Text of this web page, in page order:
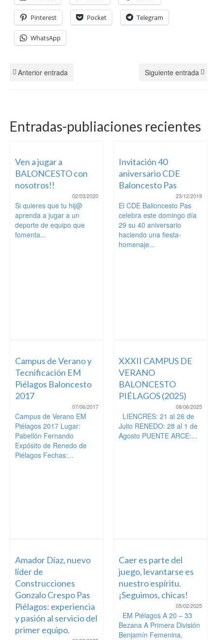
Pinterest Pocket Telegram
WhatsApp
Anterior entrada Siguiente entrada
Entradas-publiaciones recientes
Ven a jugar a
BALONCESTO con
nosotros!!
02/03/2020
Si quieres que tu hij@
aprenda a jugar a un
deporte de equipo que
fomenta...
Invitación 40
aniversario CDE
Baloncesto Pas
23/12/2019
El CDE Balioncesto Pas
celebra este domingo día
29 su 40 aniversario
haciendo una fiesta-
homenaje...
Campus de Verano y
Tecnificación EM
Piélagos Baloncesto
2017
07/06/2017
Campus de Verano EM
Piélagos 2017 Lugar:
Pabellón Fernando
Expósito de Renedo de
Piélagos Fechas:...
XXXII CAMPUS DE
VERANO
BALONCESTO
PIÉLAGOS (2025)
08/06/2025
LIENCRES: 21 al 26 de
Julio RENEDO: 28 al 1 de
Agosto PUENTE ARCE:...
Amador Díaz, nuevo
líder de
Construcciones
Gonzalo Crespo Pas
Piélagos: experiencia
y pasión al servicio del
primer equipo.
Caer es parte del
juego, levantarse es
nuestro espíritu.
¡Seguimos, chicas!
05/02/2025
EM Piélagos A 20 – 33
Bezana A Primera División
Benjamín Femenina,